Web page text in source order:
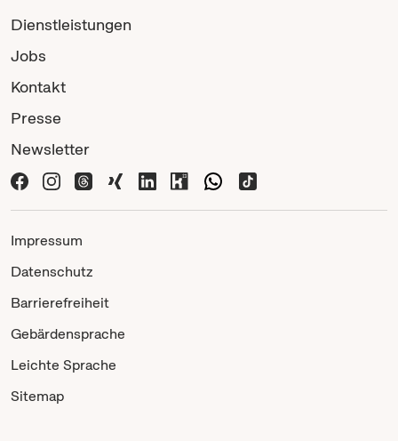
Dienstleistungen
Jobs
Kontakt
Presse
Newsletter
Impressum
Datenschutz
Barrierefreiheit
Gebärdensprache
Leichte Sprache
Sitemap